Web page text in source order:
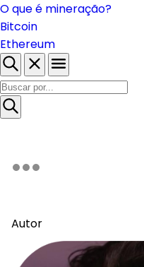
O que é mineração?
Bitcoin
Ethereum
Autor